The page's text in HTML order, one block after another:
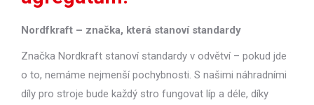
Nordfkraft – značka, která stanoví standardy
Značka Nordkraft stanoví standardy v odvětví – pokud jde
o to, nemáme nejmenší pochybnosti. S našimi náhradními
díly pro stroje bude každý stro fungovat líp a déle, díky